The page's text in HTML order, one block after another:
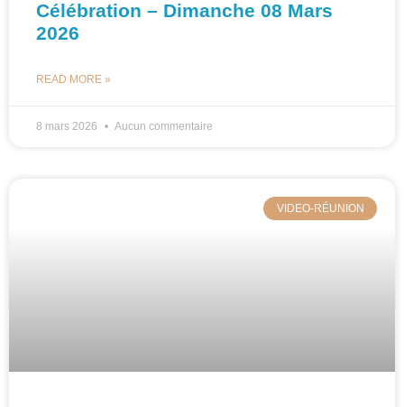
Célébration – Dimanche 08 Mars
2026
READ MORE »
8 mars 2026 Aucun commentaire
VIDEO-RÉUNION